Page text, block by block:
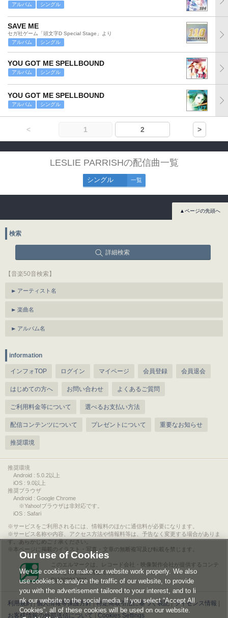
アルバム シングル
SAVE ME
セガ社ゲーム「頭文字D Special Stage」より
アルバム
シングル
YOU GOT ME SPELLBOUND
アルバム シングル
YOU GOT ME SPELLBOUND
アルバム シングル
< 1 2 >
LESLIE PARRISHの配信曲一覧
シングル 一覧
▲ページの先頭へ
検索
詳細検索
【音楽50音検索】
アーティスト名
楽曲名
アルバム名
information
インフォTOP ログイン マイページ 会員登録 会員退会
はじめての方へ お問い合わせ よくあるご質問
ご利用料金等について 選べるお支払い方法
配信コンテンツについて プレゼントについて 重要なお知らせ
推奨環境
推奨環境
Android : 5.0.2以上
iOS : 9.0以上
推奨ブラウザ
Android : Google Chrome
※Yahoo!ブラウザは非対応です。
iOS : Safari
サービスをご利用されるには、情報料のほかに通信料が必要になります。
サービス名称や内容、アクセス方法や情報料等は、予告なく変更する場合がありま
す。あらかじめご了承ください。
本ページに掲載のイラスト・写真・文章の無断複写及び転載を禁じます。
このエルマークは、レコード会社・映像製作会社が提供するコンテ
ンツを示す登録商標です。
RIAJ00013011
利用規約|個人情報等保護方針|特定商取引法に基づく表記|ライセンス情報
お客様情報の外部送信について
Cookies Settings
Our use of Cookies
We use cookies to make our website work properly. We also
use cookies to analyze the traffic of our website, to provide
you with the advertisement tailored to your interest, and to li
nk our website to the social media. If you select “Accept All
Cookies”, all of these cookies will be used on our website.